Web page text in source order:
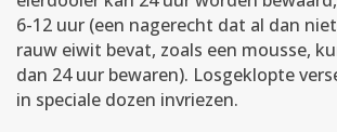
6-12 uur (een nagerecht dat al dan
rauw eiwit bevat, zoals een mousse,
dan 24 uur bewaren). Losgeklopte
in speciale dozen invriezen.